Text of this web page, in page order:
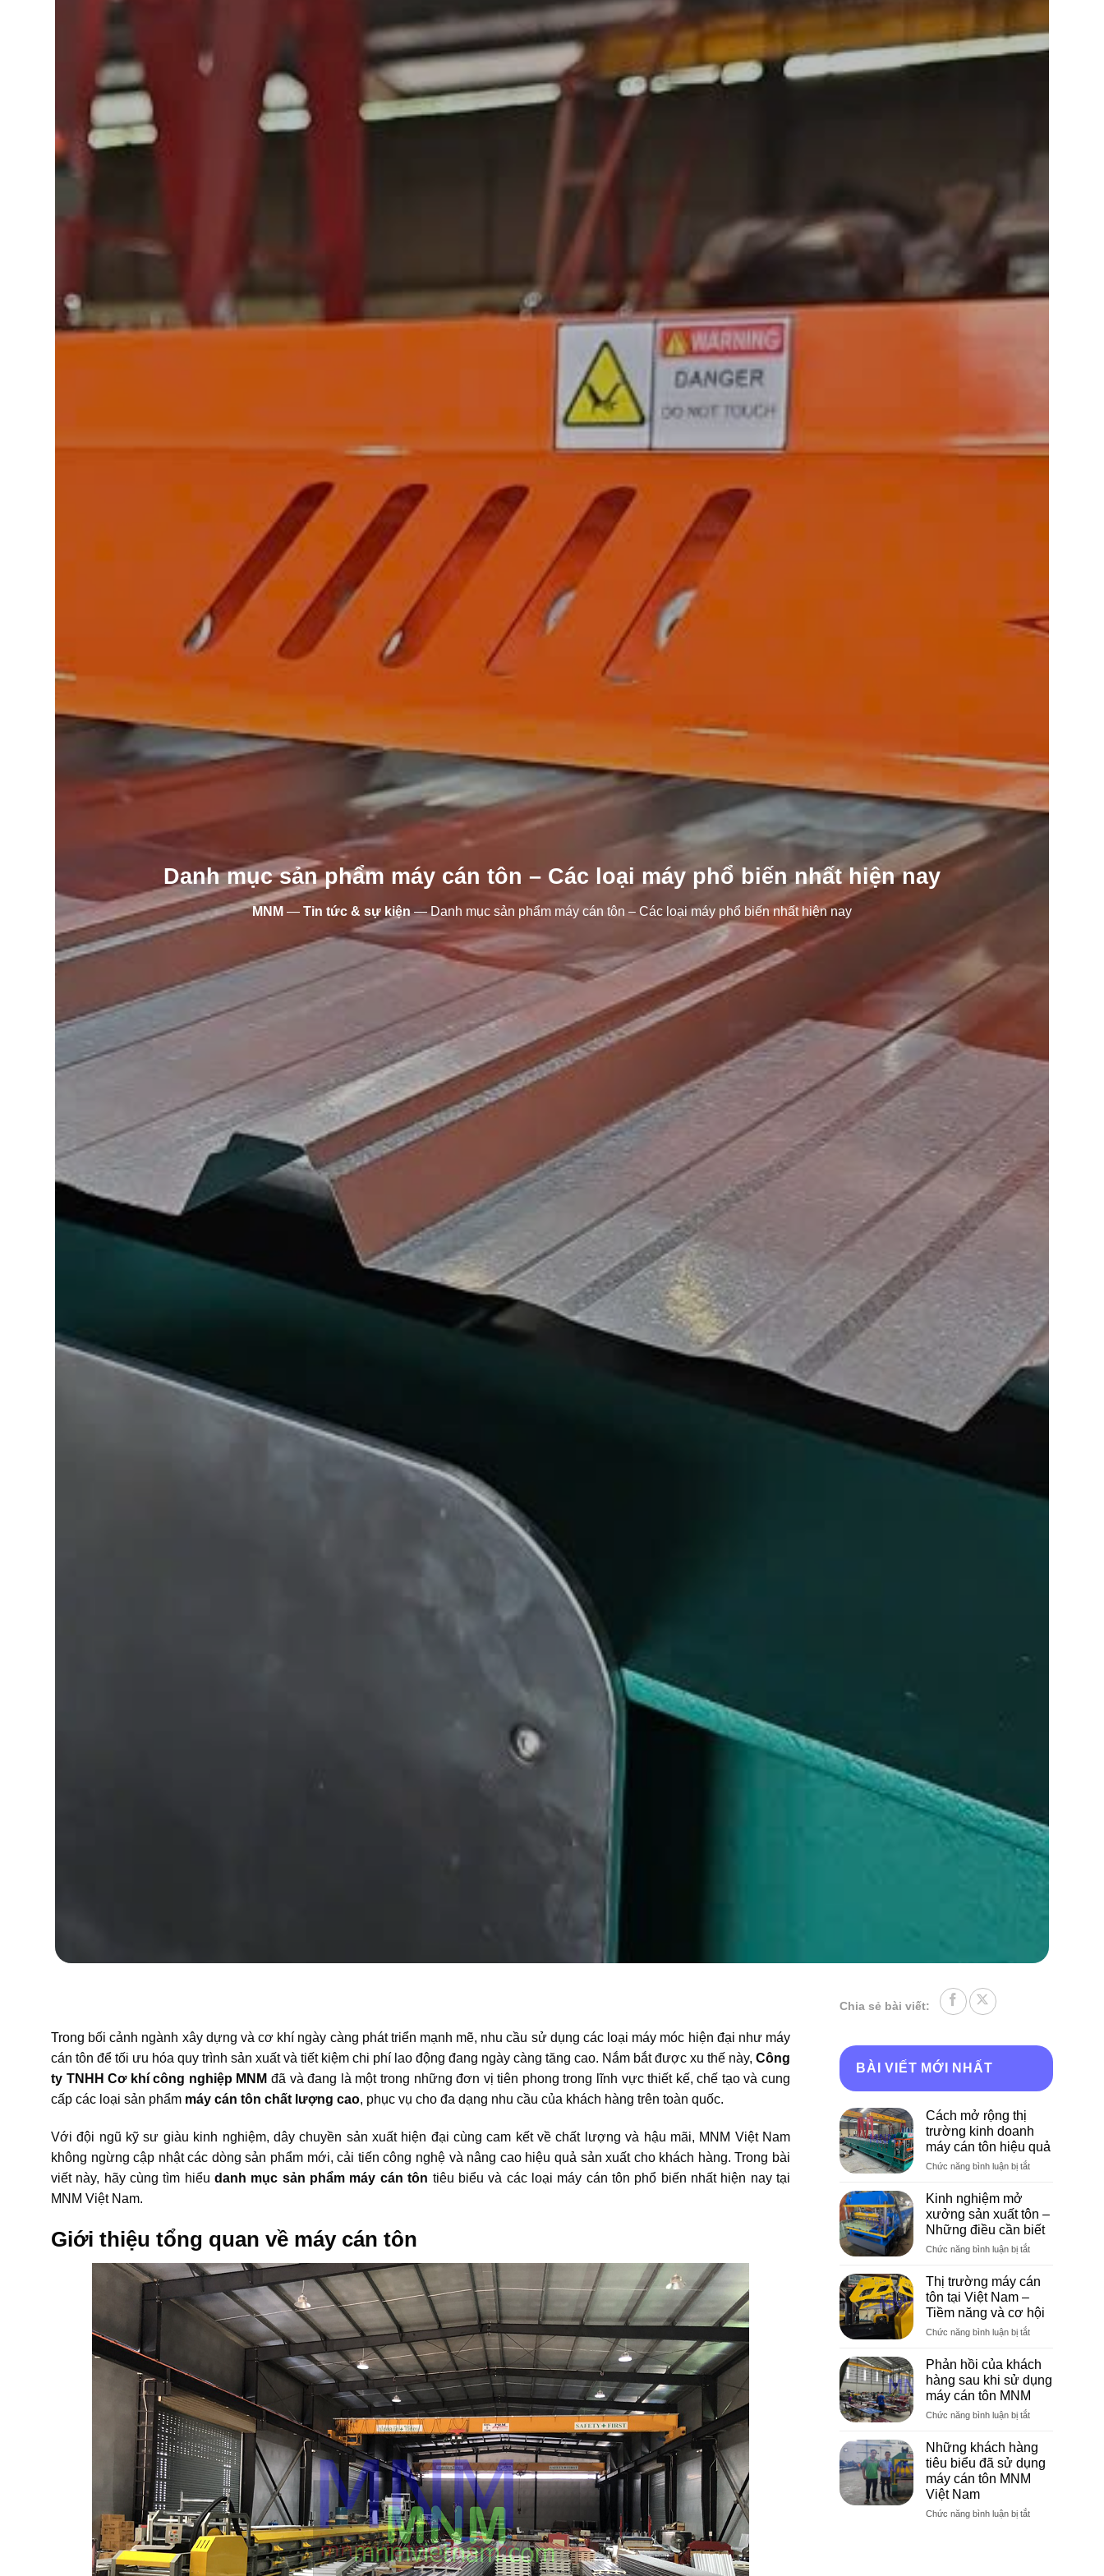
Danh mục sản phẩm máy cán tôn – Các loại máy phổ biến nhất hiện nay
MNM — Tin tức & sự kiện—Danh mục sản phẩm máy cán tôn – Các loại máy phổ biến nhất hiện nay
Trong bối cảnh ngành xây dựng và cơ khí ngày càng phát triển mạnh mẽ, nhu cầu sử dụng các loại máy móc hiện đại như máy
cán tôn để tối ưu hóa quy trình sản xuất và tiết kiệm chi phí lao động đang ngày càng tăng cao. Nắm bắt được xu thế này, Công
ty TNHH Cơ khí công nghiệp MNM đã và đang là một trong những đơn vị tiên phong trong lĩnh vực thiết kế, chế tạo và cung
cấp các loại sản phẩm máy cán tôn chất lượng cao, phục vụ cho đa dạng nhu cầu của khách hàng trên toàn quốc.
Với đội ngũ kỹ sư giàu kinh nghiệm, dây chuyền sản xuất hiện đại cùng cam kết về chất lượng và hậu mãi, MNM Việt Nam
không ngừng cập nhật các dòng sản phẩm mới, cải tiến công nghệ và nâng cao hiệu quả sản xuất cho khách hàng. Trong bài
viết này, hãy cùng tìm hiểudanh mục sản phẩm máy cán tôn tiêu biểu và các loại máy cán tôn phổ biến nhất hiện nay tại
MNM Việt Nam.
Giới thiệu tổng quan về máy cán tôn
Chia sẻ bài viết:
BÀI VIẾT MỚI NHẤT
Cách mở rộng thị
trường kinh doanh
máy cán tôn hiệu quả
Chức năng bình luận bị tắtở
rộng
thị
trường
kinh
máy
tôn
hiệu
quả
Kinh nghiệm mở
xưởng sản xuất tôn –
Những điều cần biết
Chức năng bình luận bị tắtở
nghiệm
sản
xuất
–
điều
cần
biết
Thị trường máy cán
tôn tại Việt Nam –
Tiềm năng và cơ hội
Chức năng bình luận bị tắtở
trường
cán
tôn
tại
Nam
–
Tiềm
năng
cơ
Phản hồi của khách
hàng sau khi sử dụng
máy cán tôn MNM
Chức năng bình luận bị tắtở
của
khách
hàng
khi
Những khách hàng
tiêu biểu đã sử dụng
máy cán tôn MNM
Việt Nam
Chức năng bình luận bị tắtở